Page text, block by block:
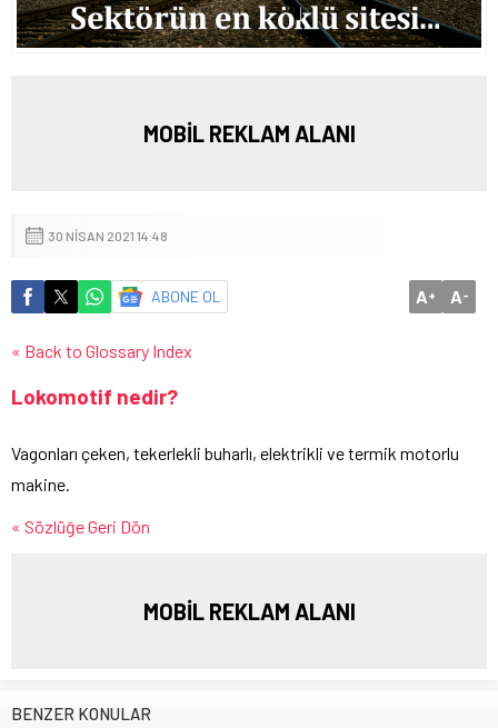
MOBİL REKLAM ALANI
30 NISAN 2021 14:48
ABONE OL A+ A-
« Back to Glossary Index
Lokomotif nedir?
Vagonları çeken, tekerlekli buharlı, elektrikli ve termik motorlu
makine.
« Sözlüğe Geri Dön
MOBİL REKLAM ALANI
BENZER KONULAR